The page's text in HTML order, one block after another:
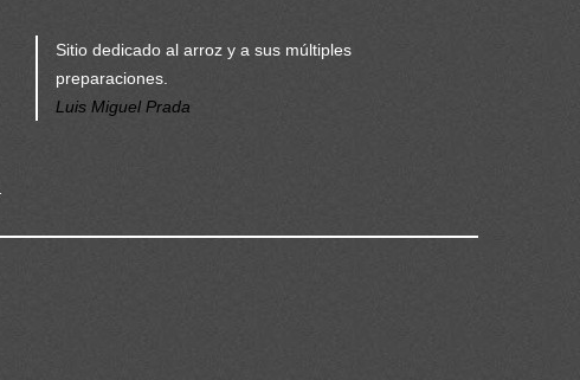
Sitio dedicado al arroz y a sus múltiples
preparaciones.
Luis Miguel Prada